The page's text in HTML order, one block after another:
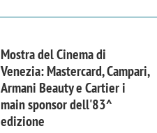
Mostra del Cinema di
Venezia: Mastercard, Campari,
Armani Beauty e Cartier i
main sponsor dell'83^
edizione